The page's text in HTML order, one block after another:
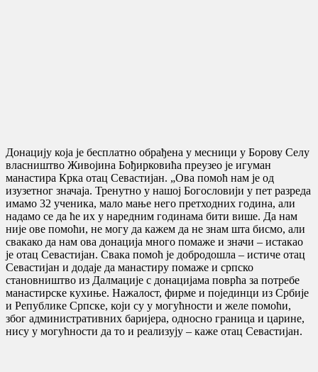
Донацију која је бесплатно обрађена у месници у Борову Селу
власништво Живојина Бођирковића преузео је игуман
манастира Крка отац Севастијан. „Ова помоћ нам је од
изузетног значаја. Тренутно у нашој Богословији у пет разреда
имамо 32 ученика, мало мање него претходних година, али
надамо се да ће их у наредним годинама бити више. Да нам
није ове помоћи, не могу да кажем да не знам шта бисмо, али
свакако да нам ова донација много помаже и значи – истакао
је отац Севастијан. Свака помоћ је добродошла – истиче отац
Севастијан и додаје да манастиру помаже и српско
становништво из Далмације с донацијама поврћа за потребе
манастирске кухиње. Нажалост, фирме и појединци из Србије
и Републике Српске, који су у могућности и желе помоћи,
због административних баријера, односно граница и царине,
нису у могућности да то и реализују – каже отац Севастијан.